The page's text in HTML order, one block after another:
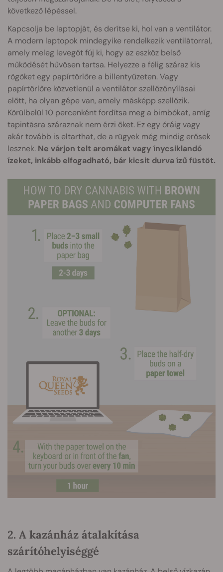
következő lépéssel.
Kapcsolja be laptopját, és derítse ki, hol van a ventilátor.
A modern laptopok mindegyike rendelkezik ventilátorral,
amely meleg levegőt fúj ki, hogy az eszköz belső
működését hűvösen tartsa. Helyezze a félig száraz kis
rögöket egy papírtörlőre a billentyűzeten. Vagy
papírtörlőre közvetlenül a ventilátor szellőzőnyílásai
előtt, ha olyan gépe van, amely másképp szellőzik.
Körülbelül 10 percenként fordítsa meg a bimbókat, amíg
tapintásra száraznak nem érzi őket. Ez egy óráig vagy
akár tovább is eltarthat, de a rügyek még mindig erősek
lesznek. Ne várjon telt aromákat vagy ínycsiklandó
ízeket, inkább elfogadható, bár kicsit durva ízű füstöt.
2. A kazánház átalakítása
szárítóhelyiséggé